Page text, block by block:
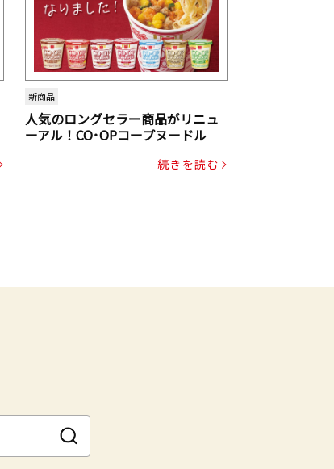
新商品
人気のロングセラー商品がリニュ
ーアル！CO･OPコープヌードル
続きを読む